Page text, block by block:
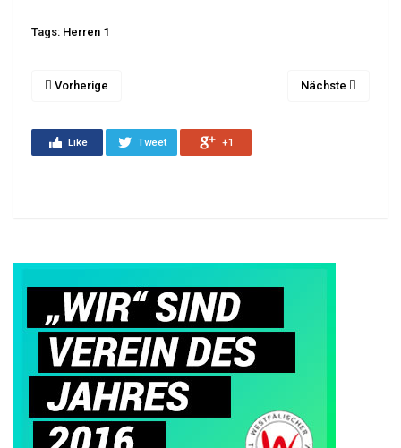
Tags: Herren 1
Vorherige Nächste
Like Tweet +1